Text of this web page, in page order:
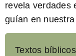
revela verdades
guían en
Textos